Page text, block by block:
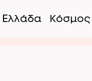
Ελλάδα Κόσμος